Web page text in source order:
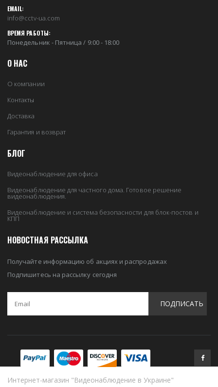
EMAIL:
info@cctv-ua.com
ВРЕМЯ РАБОТЫ:
Понедельник - Пятница / 9:00 - 18:00
О НАС
О компании
Контакты
Доставка
Гарантия и возврат
БЛОГ
Видеонаблюдение для офиса
Видеонаблюдение для частного дома. Готовое решение
видеонаблюдения.
Видеонаблюдение и система безопасности для блок-постов и
КПП
НОВОСТНАЯ РАССЫЛКА
Получайте информацию об акциях и распродажах
Подпишитесь на рассылку сегодня
ПОДПИСАТЬ
Интернет-магазин "Видеонаблюдение в Украине"